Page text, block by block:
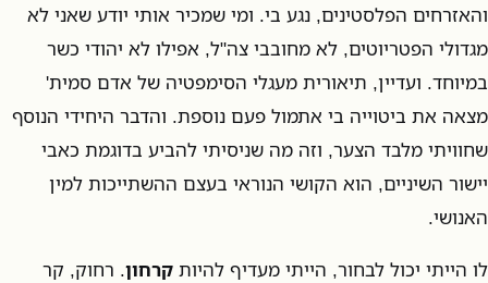
והאזרחים הפלסטינים, נגע בי. ומי שמכיר אותי יודע שאני לא
מגדולי הפטריוטים, לא מחובבי צה"ל, אפילו לא יהודי כשר
במיוחד. ועדיין, תיאורית מעגלי הסימפטיה של אדם סמית'
מצאה את ביטוייה בי אתמול פעם נוספת. והדבר היחידי הנוסף
שחוויתי מלבד הצער, וזה מה שניסיתי להביע בדוגמת כאבי
יישור השיניים, הוא הקושי הנוראי בעצם ההשתייכות למין
האנושי.
לו הייתי יכול לבחור, הייתי מעדיף להיות קרחון. רחוק, קר